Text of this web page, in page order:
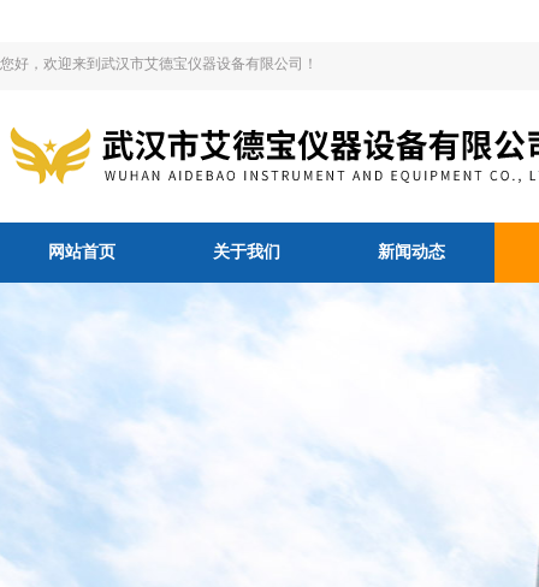
您好，欢迎来到武汉市艾德宝仪器设备有限公司！
网站首页 关于我们 新闻动态